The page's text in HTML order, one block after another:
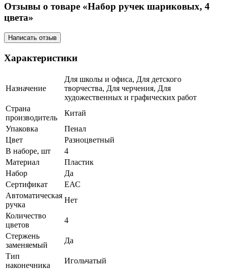
Отзывы о товаре «Набор ручек шариковых, 4
цвета»
Написать отзыв
Характеристики
Назначение
Для школы и офиса, Для детского
творчества, Для черчения, Для
художественных и графических работ
Страна
производитель
Китай
Упаковка
Пенал
Цвет
Разноцветный
В наборе, шт
4
Материал
Пластик
Набор
Да
Сертификат
ЕАС
Автоматическая
ручка
Нет
Количество
цветов
4
Стержень
заменяемый
Да
Тип
наконечника
Игольчатый